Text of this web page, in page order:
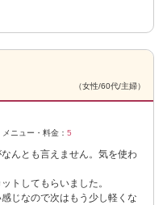
（女性/60代/主婦）
メニュー・料金： 5
んとも言えません。気を使わ
トしてもらいました。
じなので次はもう少し軽くな